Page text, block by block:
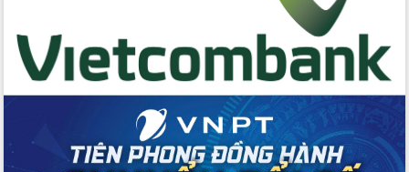
Đắk Lắk sẵn sàng các điều kiện cho
Ngày hội bầu cử đại biểu Quốc hội
khóa XVI và HĐND các cấp nhiệm kỳ
2026-2031
Đảm bảo cuộc bầu cử đại biểu Quốc
hội và đại biểu HĐND các cấp diễn ra
an toàn, hiệu quả, đúng quy định